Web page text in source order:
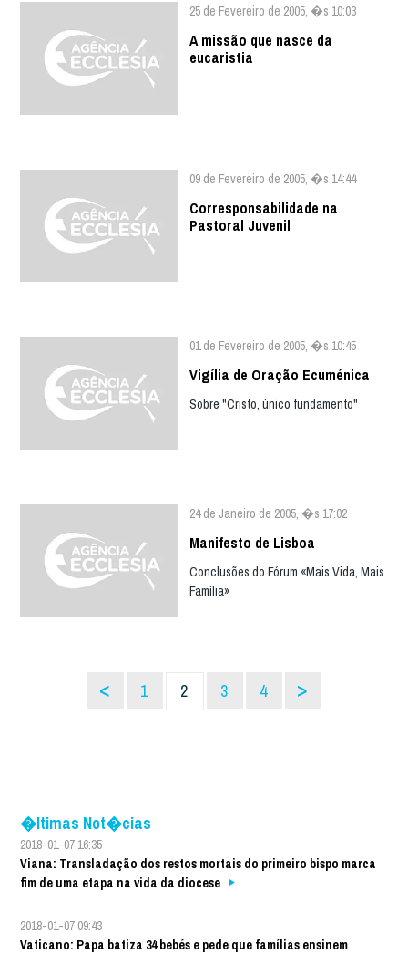
25 de Fevereiro de 2005, �s 10:03
A missão que nasce da
eucaristia
09 de Fevereiro de 2005, �s 14:44
Corresponsabilidade na
Pastoral Juvenil
01 de Fevereiro de 2005, �s 10:45
Vigília de Oração Ecuménica
Sobre "Cristo, único fundamento"
24 de Janeiro de 2005, �s 17:02
Manifesto de Lisboa
Conclusões do Fórum «Mais Vida, Mais
Família»
< 1 2 3 4 >
�ltimas Not�cias
2018-01-07 16:35
Viana: Transladação dos restos mortais do primeiro bispo marca
fim de uma etapa na vida da diocese
2018-01-07 09:43
Vaticano: Papa batiza 34 bebés e pede que famílias ensinem